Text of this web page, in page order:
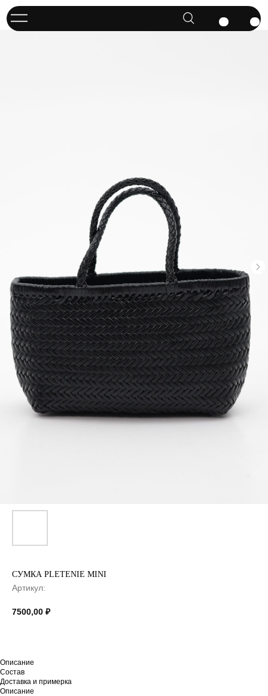
СУМКА PLETENIE MINI
Артикул:
7500,00 ₽
Описание
Состав
Доставка и примерка
Описание